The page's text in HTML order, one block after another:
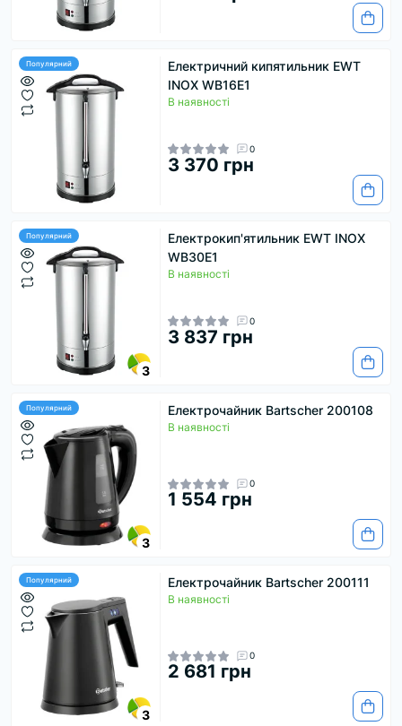
Популярний
Електричний кипятильник EWT
INOX WB16E1
В наявності
0
3 370 грн
Популярний
3
Електрокип'ятильник EWT INOX
WB30E1
В наявності
0
3 837 грн
Популярний
3
Електрочайник Bartscher 200108
В наявності
0
1 554 грн
Популярний
3
Електрочайник Bartscher 200111
В наявності
0
2 681 грн